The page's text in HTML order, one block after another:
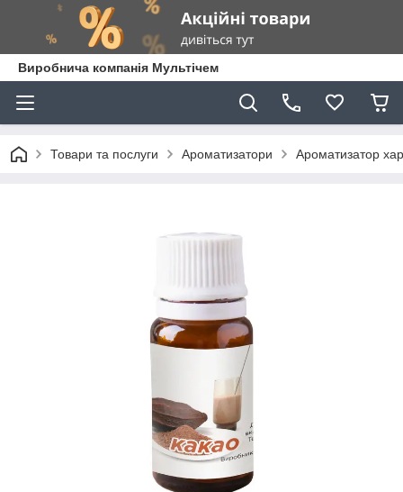
Виробнича компанія Мультічем
Товари та послуги Ароматизатори Ароматизатор